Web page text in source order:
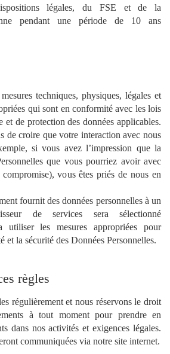
légales, du FSE et de la
pendant une période de 10 ans
techniques, physiques, légales et
qui sont en conformité avec les lois
et de protection des données applicables.
de croire que votre interaction avec nous
si vous avez l’impression que la
que vous pourriez avoir avec
vous êtes priés de nous en
fournit des données personnelles à un
de services sera sélectionné
utiliser les mesures appropriées pour
et la sécurité des Données Personnelles.
règles
régulièrement et nous réservons le droit
à tout moment pour prendre en
dans nos activités et exigences légales.
communiquées via notre site internet.